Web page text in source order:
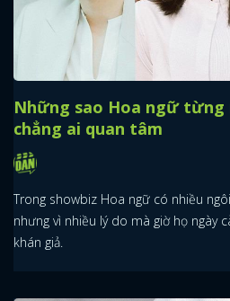
Những sao Hoa ngữ
chẳng ai quan tâm
Trong showbiz Hoa ngữ có nhiều
nhưng vì nhiều lý do mà giờ họ ngày
khán giả.